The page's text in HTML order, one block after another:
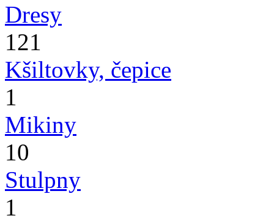
Dresy
121
Kšiltovky, čepice
1
Mikiny
10
Stulpny
1